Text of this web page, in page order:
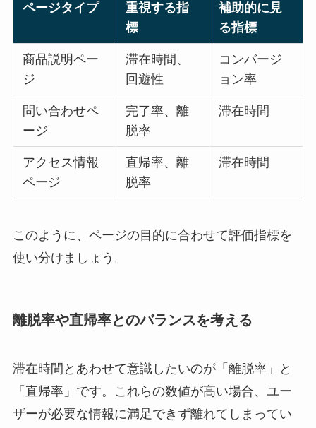
ページタイプ
重視する指
標
補助的に見
る指標
商品説明ペー
ジ
滞在時間、
回遊性
コンバージ
ョン率
問い合わせペ
ージ
完了率、離
脱率
滞在時間
アクセス情報
ページ
直帰率、離
脱率
滞在時間
このように、ページの目的に合わせて評価指標を
使い分けましょう。
離脱率や直帰率とのバランスを考える
滞在時間とあわせて意識したいのが「離脱率」と
「直帰率」です。これらの数値が高い場合、ユー
ザーが必要な情報に満足できず離れてしまってい